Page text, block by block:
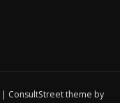
ConsultStreet theme by